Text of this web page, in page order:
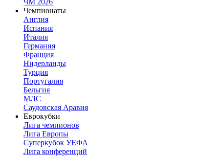
ЧМ 2026
Чемпионаты
Англия
Испания
Италия
Германия
Франция
Нидерланды
Турция
Португалия
Бельгия
МЛС
Саудовская Аравия
Еврокубки
Лига чемпионов
Лига Европы
Суперкубок УЕФА
Лига конференций